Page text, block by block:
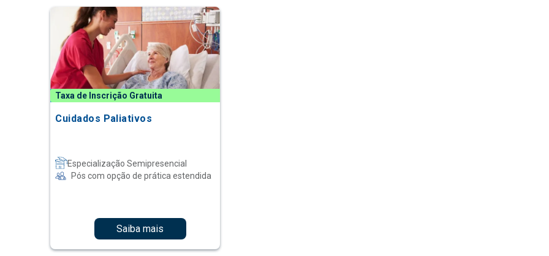
Taxa de Inscrição Gratuita
Cuidados Paliativos
Especialização Semipresencial
Pós com opção de prática estendida
Saiba mais